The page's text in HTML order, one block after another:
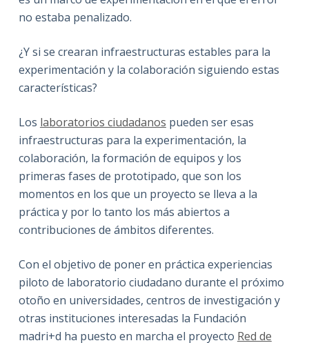
no estaba penalizado.
¿Y si se crearan infraestructuras estables para la
experimentación y la colaboración siguiendo estas
características?
Los laboratorios ciudadanos pueden ser esas
infraestructuras para la experimentación, la
colaboración, la formación de equipos y los
primeras fases de prototipado, que son los
momentos en los que un proyecto se lleva a la
práctica y por lo tanto los más abiertos a
contribuciones de ámbitos diferentes.
Con el objetivo de poner en práctica experiencias
piloto de laboratorio ciudadano durante el próximo
otoño en universidades, centros de investigación y
otras instituciones interesadas la Fundación
madri+d ha puesto en marcha el proyecto Red de